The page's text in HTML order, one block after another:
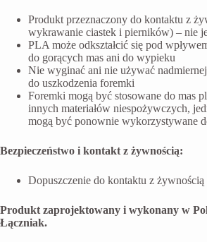
Produkt przeznaczony do kontaktu z
wykrawanie ciastek i pierników) – nie
PLA może odkształcić się pod
do gorących mas ani do wypieku
Nie wyginać ani nie używać
do uszkodzenia foremki
Foremki mogą być stosowane do mas
innych materiałów niespożywczych,
mogą być ponownie wykorzystywane
Bezpieczeństwo i kontakt z żywnością:
Dopuszczenie do kontaktu z żywnością
Produkt zaprojektowany i wykonany w
Łączniak.